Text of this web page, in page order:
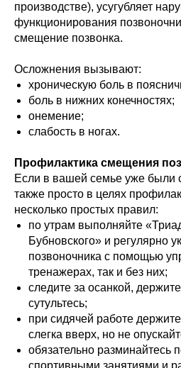
производстве), усугубляет
функционирования
смещение позвонка.
Осложнения вызывают:
хроническую боль в
боль в нижних конечностях;
онемение;
слабость в ногах.
Профилактика смещения
Если в вашей семье уже были
также просто в целях
несколько простых правил:
по утрам выполняйте
Бубновского» и регулярно
позвоночника с помощью
тренажерах, так и без них;
следите за осанкой,
сутультесь;
при сидячей работе
слегка вверх, но не
обязательно разминайтесь